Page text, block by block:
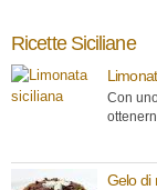
Ricette Siciliane
Con
Gelo di